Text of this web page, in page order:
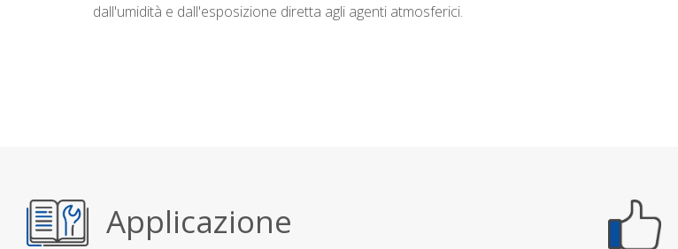
dall'umidità e dall'esposizione diretta agli agenti atmosferici.
Applicazione